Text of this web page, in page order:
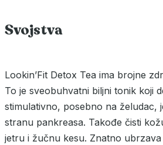
Svojstva
Lookin’Fit Detox Tea ima brojne
To je sveobuhvatni biljni tonik koji
stimulativno, posebno na želudac,
stranu pankreasa. Takođe čisti
jetru i žučnu kesu. Znatno